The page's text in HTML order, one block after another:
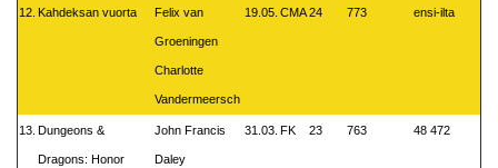
12. Kahdeksan vuorta Felix van
Groeningen
Charlotte
Vandermeersch
19.05. CMA24 773 ensi-ilta
13. Dungeons &
Dragons: Honor
John Francis
Daley
31.03. FK 23 763 48 472